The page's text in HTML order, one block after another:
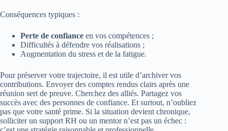
Conséquences typiques :
Perte de confiance en vos compétences ;
Difficultés à défendre vos réalisations ;
Augmentation du stress et de la fatigue.
Pour préserver votre trajectoire, il est utile d’archiver vos
contributions. Envoyer des comptes rendus clairs après une
réunion sert de preuve. Cherchez des alliés. Partagez vos
succès avec des personnes de confiance. Et surtout, n’oubliez
pas que votre santé prime. Si la situation devient chronique,
solliciter un support RH ou un mentor n’est pas un échec :